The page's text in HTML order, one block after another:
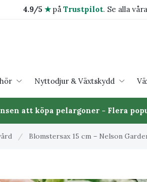
4.9/5 ★på Trustpilot. Se alla våra
Nyttodjur & Växtskydd
att köpa pelargoner - Flera
/ Blomstersax 15 cm – Nelson